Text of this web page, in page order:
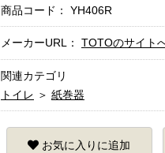
商品コード： YH406R
メーカーURL： TOTOのサイト
関連カテゴリ
トイレ ＞ 紙巻器
お気に入りに追加